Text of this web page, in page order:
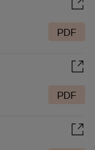
PDF
PDF